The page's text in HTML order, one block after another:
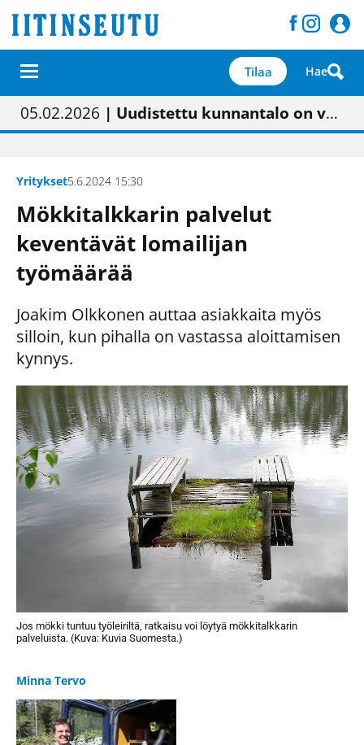
Tilaa Hae
01.02.2026 | Painon vaihtumisen pitäisi näkyä hieman parempana painojäljen laatuna lehdessä
05.02.2026 | Uudistettu kunnantalo on valoisa
23.04.2026 | “Olemme käynnistämässä uudelleen keskustavisiotyön”
09.05.2026| "Maalla on totuttu elämään omavaraisemmin kuin kaupungissa"
Yritykset5.6.2024 15:30
Mökkitalkkarin palvelut
keventävät lomailijan
työmäärää
Joakim Olkkonen auttaa asiakkaita myös
silloin, kun pihalla on vastassa aloittamisen
kynnys.
Jos mökki tuntuu työleiriltä, ratkaisu voi löytyä mökkitalkkarin
palveluista. (Kuva: Kuvia Suomesta.)
Minna Tervo